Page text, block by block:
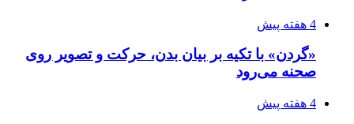
4 هفته پیش
«گردن» با تکیه بر بیان بدن، حرکت و تصویر روی
صحنه می‌رود
4 هفته پیش